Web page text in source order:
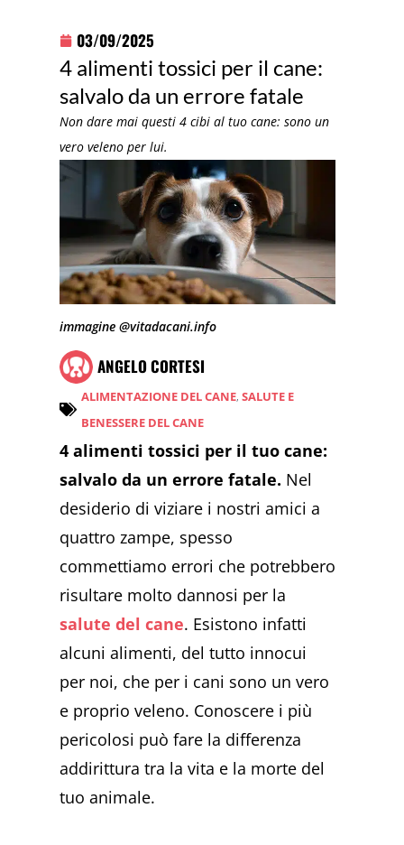
03/09/2025
4 alimenti tossici per il cane:
salvalo da un errore fatale
Non dare mai questi 4 cibi al tuo cane: sono un
vero veleno per lui.
immagine @vitadacani.info
ANGELO CORTESI
ALIMENTAZIONE DEL CANE,SALUTE E
BENESSERE DEL CANE
4 alimenti tossici per il tuo cane:
salvalo da un errore fatale. Nel
desiderio di viziare i nostri amici a
quattro zampe, spesso
commettiamo errori che potrebbero
risultare molto dannosi per la
salute del cane. Esistono infatti
alcuni alimenti, del tutto innocui
per noi, che per i cani sono un vero
e proprio veleno. Conoscere i più
pericolosi può fare la differenza
addirittura tra la vita e la morte del
tuo animale.